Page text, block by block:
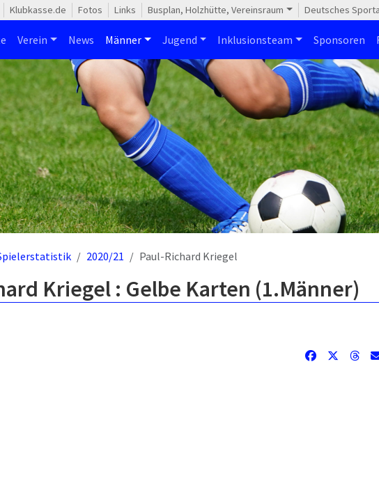
Klubkasse.de Fotos Links Busplan, Holzhütte, Vereinsraum Deutsches
Verein News Männer Jugend Inklusionsteam Sponsoren
2020/21 Paul-Richard Kriegel
Kriegel : Gelbe Karten (1.Männer)